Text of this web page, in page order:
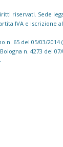
riservati. Sede
IVA e Iscrizione
n. 65 del 05/03/
n. 4273 del 07/